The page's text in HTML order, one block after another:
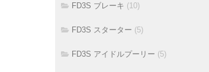
FD3S ブレーキ (10)
FD3S スターター (5)
FD3S アイドルプーリー (5)